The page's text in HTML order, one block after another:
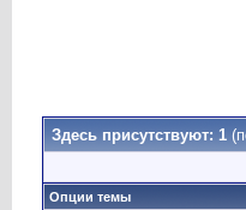
Здесь присутствуют: 1
Опции темы